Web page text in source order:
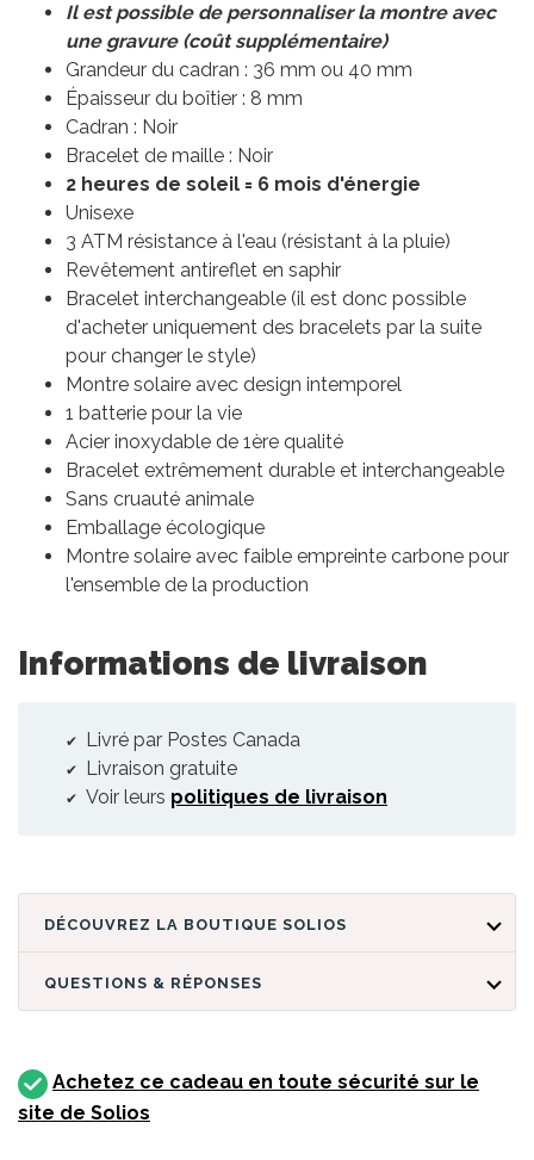
Il est possible de personnaliser la montre avec
une gravure (coût supplémentaire)
Grandeur du cadran : 36 mm ou 40 mm
Épaisseur du boîtier : 8 mm
Cadran : Noir
Bracelet de maille : Noir
2 heures de soleil = 6 mois d'énergie
Unisexe
3 ATM résistance à l'eau (résistant à la pluie)
Revêtement antireflet en saphir
Bracelet interchangeable (il est donc possible
d'acheter uniquement des bracelets par la suite
pour changer le style)
Montre solaire avec design intemporel
1 batterie pour la vie
Acier inoxydable de 1ère qualité
Bracelet extrêmement durable et interchangeable
Sans cruauté animale
Emballage écologique
Montre solaire avec faible empreinte carbone pour
l'ensemble de la production
Informations de livraison
Livré par Postes Canada
Livraison gratuite
Voir leurs politiques de livraison
DÉCOUVREZ LA BOUTIQUE SOLIOS
QUESTIONS & RÉPONSES
Achetez ce cadeau en toute sécurité sur le
site de Solios